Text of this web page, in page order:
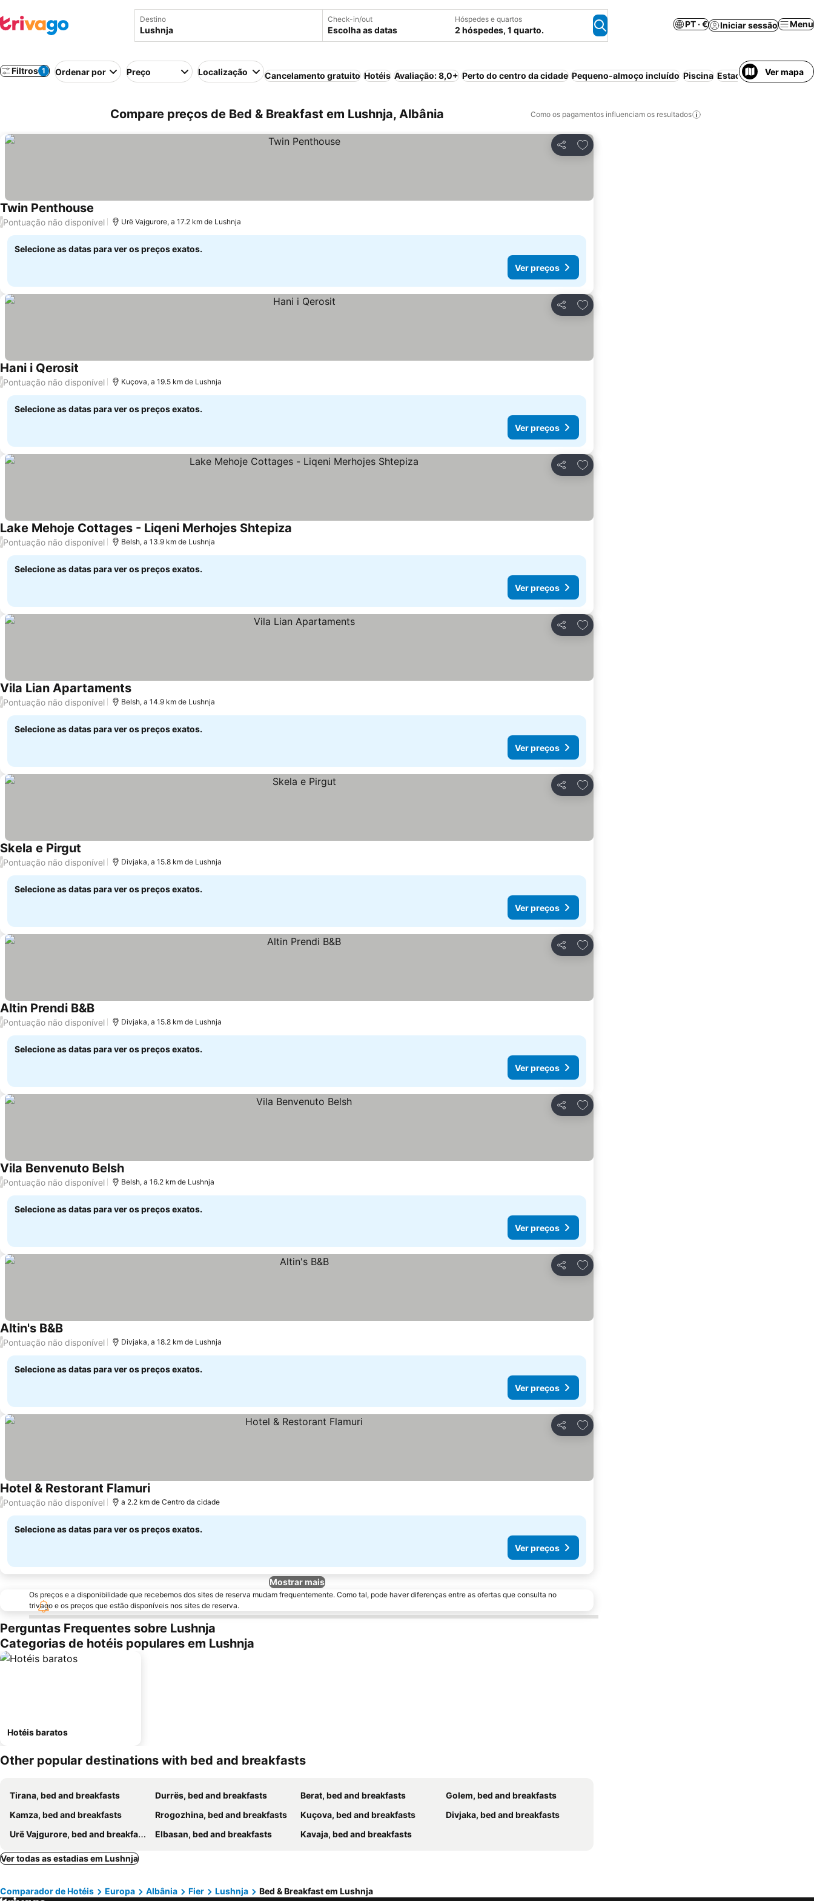
Destino Check-in/out
Escolha as datas
Hóspedes e quartos
2 hóspedes, 1 quarto.
PT · € Iniciar sessão Menu
Filtros 1 Ordenar por Preço Localização Cancelamento gratuito Hotéis Avaliação: 8,0+ Perto do centro da cidade Pequeno-almoço incluído Piscina Estacionamento Praia
Ver mapa
Compare preços de Bed & Breakfast em Lushnja, Albânia Como os pagamentos influenciam os resultados
Partilhar
Adicionar aos favoritos
Twin Penthouse Ver preços
/Pontuação não disponível Urë Vajgurore, a 17.2 km de Lushnja
Selecione as datas para ver os preços exatos.
Ver preços
Partilhar
Adicionar aos favoritos
Hani i Qerosit Ver preços
/Pontuação não disponível Kuçova, a 19.5 km de Lushnja
Selecione as datas para ver os preços exatos.
Ver preços
Partilhar
Adicionar aos favoritos
Lake Mehoje Cottages - Liqeni Merhojes Shtepiza
/Pontuação não disponível Belsh, a 13.9 km de Lushnja
Selecione as datas para ver os preços exatos.
Ver preços
Partilhar
Adicionar aos favoritos
Vila Lian ApartamentsVer preços
/Pontuação não disponível Belsh, a 14.9 km de Lushnja
Selecione as datas para ver os preços exatos.
Ver preços
Partilhar
Adicionar aos favoritos
Skela e Pirgut Ver preços
/Pontuação não disponível Divjaka, a 15.8 km de Lushnja
Selecione as datas para ver os preços exatos.
Ver preços
Partilhar
Adicionar aos favoritos
Altin Prendi B&BVer preços
/Pontuação não disponível Divjaka, a 15.8 km de Lushnja
Selecione as datas para ver os preços exatos.
Ver preços
Partilhar
Adicionar aos favoritos
Vila Benvenuto BelshVer preços
/Pontuação não disponível Belsh, a 16.2 km de Lushnja
Selecione as datas para ver os preços exatos.
Ver preços
Partilhar
Adicionar aos favoritos
Altin's B&BVer preços
/Pontuação não disponível Divjaka, a 18.2 km de Lushnja
Selecione as datas para ver os preços exatos.
Ver preços
Partilhar
Adicionar aos favoritos
Hotel & Restorant FlamuriVer preços
/Pontuação não disponível a 2.2 km de Centro da cidade
Selecione as datas para ver os preços exatos.
Ver preços
Mostrar mais
Os preços e a disponibilidade que recebemos dos sites de reserva mudam frequentemente. Como tal, pode haver diferenças entre as ofertas que consulta no
trivago e os preços que estão disponíveis nos sites de reserva.
Perguntas Frequentes sobre Lushnja
Categorias de hotéis populares em Lushnja
Hotéis baratos
Other popular destinations with bed and breakfasts
Tirana, bed and breakfasts Durrës, bed and breakfasts Berat, bed and breakfasts
Golem, bed and breakfasts
Kamza, bed and breakfasts
Rrogozhina, bed and breakfasts Kuçova, bed and breakfasts
Divjaka, bed and breakfasts
Urë Vajgurore, bed and breakfasts
Elbasan, bed and breakfasts Kavaja, bed and breakfasts
Ver todas as estadias em Lushnja
Comparador de Hotéis Europa Albânia Fier Lushnja Bed & Breakfast em Lushnja